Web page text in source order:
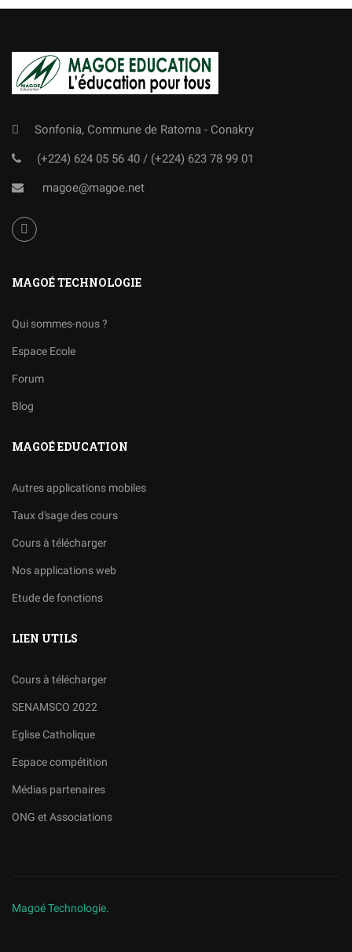
Sonfonia, Commune de Ratoma - Conakry
(+224) 624 05 56 40 / (+224) 623 78 99 01
magoe@magoe.net
MAGOÉ TECHNOLOGIE
Qui sommes-nous ?
Espace Ecole
Forum
Blog
MAGOÉ EDUCATION
Autres applications mobiles
Taux d'sage des cours
Cours à télécharger
Nos applications web
Etude de fonctions
LIEN UTILS
Cours à télécharger
SENAMSCO 2022
Eglise Catholique
Espace compétition
Médias partenaires
ONG et Associations
Magoé Technologie.